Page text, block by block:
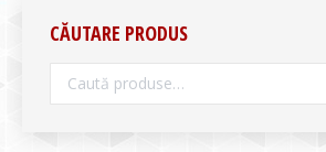
CĂUTARE PRODUS